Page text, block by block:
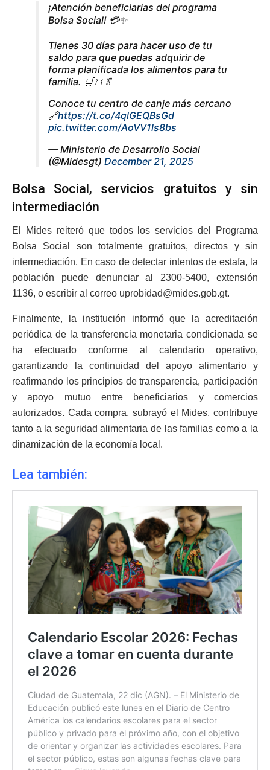
¡Atención beneficiarias del programa
Bolsa Social! 💳✨
Tienes 30 días para hacer uso de tu
saldo para que puedas adquirir de
forma planificada los alimentos para tu
familia. 🛒🍞🥬
Conoce tu centro de canje más cercano
🔗https://t.co/4qlGEQBsGd
pic.twitter.com/AoVV1ls8bs
— Ministerio de Desarrollo Social
(@Midesgt) December 21, 2025
Bolsa Social, servicios gratuitos y sin
intermediación
El Mides reiteró que todos los servicios del Programa
Bolsa Social son totalmente gratuitos, directos y sin
intermediación. En caso de detectar intentos de estafa, la
población puede denunciar al 2300-5400, extensión
1136, o escribir al correo uprobidad@mides.gob.gt.
Finalmente, la institución informó que la acreditación
periódica de la transferencia monetaria condicionada se
ha efectuado conforme al calendario operativo,
garantizando la continuidad del apoyo alimentario y
reafirmando los principios de transparencia, participación
y apoyo mutuo entre beneficiarios y comercios
autorizados. Cada compra, subrayó el Mides, contribuye
tanto a la seguridad alimentaria de las familias como a la
dinamización de la economía local.
Lea también: